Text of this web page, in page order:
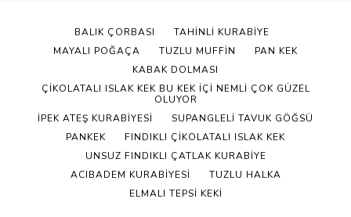
BALIK ÇORBASI
TAHINLI KURABIYE
MAYALI POĞAÇA
TUZLU MUFFIN
PAN KEK
KABAK DOLMASI
ÇIKOLATALI ISLAK KEK BU KEK IÇI NEMLI ÇOK GÜZEL
OLUYOR
İPEK ATEŞ KURABIYESI
SUPANGLELI TAVUK GÖĞSÜ
PANKEK
FINDIKLI ÇIKOLATALI ISLAK KEK
UNSUZ FINDIKLI ÇATLAK KURABIYE
ACIBADEM KURABIYESI
TUZLU HALKA
ELMALI TEPSI KEKI